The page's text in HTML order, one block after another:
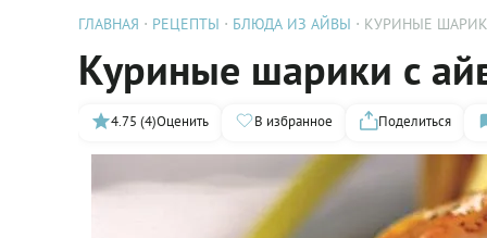
ГЛАВНАЯ РЕЦЕПТЫ БЛЮДА ИЗ АЙВЫ КУРИНЫЕ
Куриные шарики с
4.75 (4)Оценить В избранное Поделиться